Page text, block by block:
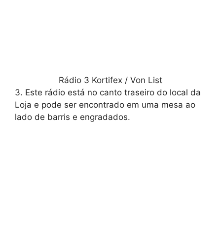
Rádio 3 Kortifex / Von List
3. Este rádio está no canto traseiro do local da
Loja e pode ser encontrado em uma mesa ao
lado de barris e engradados.